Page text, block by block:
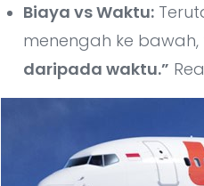
Biaya vs Waktu:
menengah ke bawah,
daripada waktu.”